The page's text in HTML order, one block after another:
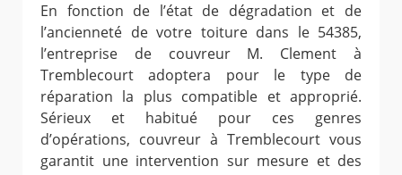
En fonction de l’état de dégradation et de
l’ancienneté de votre toiture dans le 54385,
l’entreprise de couvreur M. Clement à
Tremblecourt adoptera pour le type de
réparation la plus compatible et approprié.
Sérieux et habitué pour ces genres
d’opérations, couvreur à Tremblecourt vous
garantit une intervention sur mesure et des